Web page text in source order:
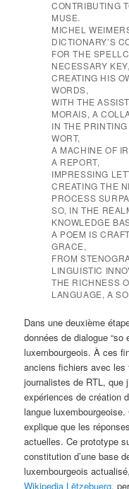
CONTRIBUTING
MUSE.
MICHEL
DICTIONARY’S
FOR THE
NECESSARY KEY,
CREATING HIS
WORDS,
WITH THE
MORAIS, A
IN THE
WORT,
A MACHINE OF
A REPORT,
IMPRESSING
CREATING THE
PROCESS
SO, IN THE
KNOWLEDGE
A POEM IS
GRACE,
FROM
LINGUISTIC
THE RICHNESS
LANGUAGE, A
Dans une deuxième
données de dialogue
luxembourgeois. À ces
anciens fichiers avec
journalistes de RTL, que
expériences de création
langue
explique que les
actuelles. Ce prototype
constitution d’une base
luxembourgeois
Wikipedia Lëtzebuerg,